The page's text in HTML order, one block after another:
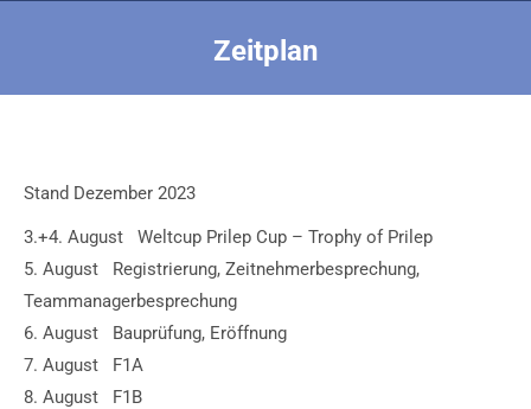
Zeitplan
Stand Dezember 2023
3.+4. August Weltcup Prilep Cup – Trophy of Prilep
5. August Registrierung, Zeitnehmerbesprechung,
Teammanagerbesprechung
6. August Bauprüfung, Eröffnung
7. August F1A
8. August F1B